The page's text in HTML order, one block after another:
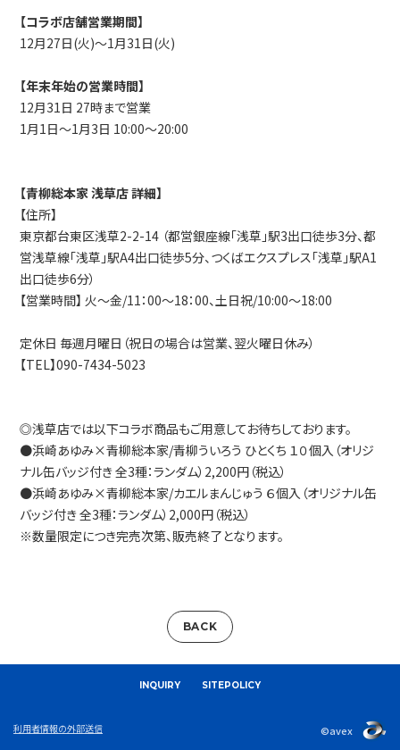
【コラボ店舗営業期間】
12月27日(火)～1月31日(火)
【年末年始の営業時間】
12月31日 27時まで営業
1月1日～1月3日 10:00～20:00
【青柳総本家 浅草店 詳細】
【住所】
東京都台東区浅草2-2-14 （都営銀座線「浅草」駅3出口徒歩3分、都
営浅草線「浅草」駅A4出口徒歩5分、つくばエクスプレス「浅草」駅A1
出口徒歩6分）
【営業時間】 火～金/11：00～18：00、土日祝/10:00～18:00
定休日 毎週月曜日（祝日の場合は営業、翌火曜日休み）
【TEL】090-7434-5023
◎浅草店では以下コラボ商品もご用意してお待ちしております。
●浜崎あゆみ×青柳総本家/青柳ういろう ひとくち １０個入（オリジ
ナル缶バッジ付き 全3種：ランダム）2,200円（税込）
●浜崎あゆみ×青柳総本家/カエルまんじゅう ６個入（オリジナル缶
バッジ付き 全3種：ランダム）2,000円（税込）
※数量限定につき完売次第、販売終了となります。
BACK
INQUIRY SITEPOLICY
利用者情報の外部送信 ©avex